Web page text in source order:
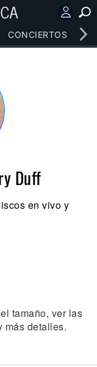
CONCIERTOS
Duff
en vivo y
tamaño, ver las
más detalles.